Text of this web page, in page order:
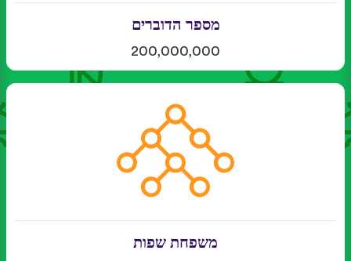
מספר הדוברים
200,000,000
משפחת שפות